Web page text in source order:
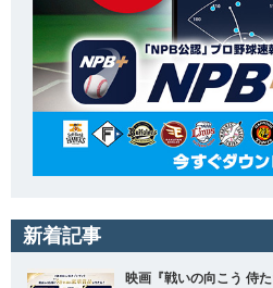
新着記事
映画『戦いの向こう 侍